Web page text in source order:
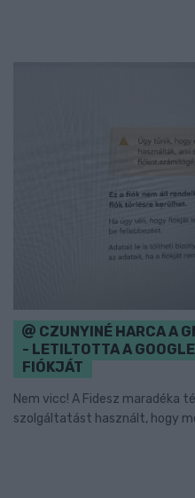
CZUNYINÉ HARCA A
- LETILTOTTA A
FIÓKJÁT
Nem vicc! A Fidesz maradéka
szolgáltatást használt, hogy